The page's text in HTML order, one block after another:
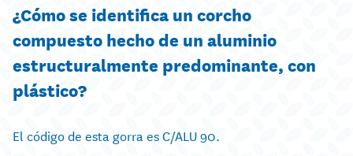
¿Cómo se identifica un corcho
compuesto hecho de un aluminio
estructuralmente predominante, con
plástico?
El código de esta gorra es C/ALU 90.